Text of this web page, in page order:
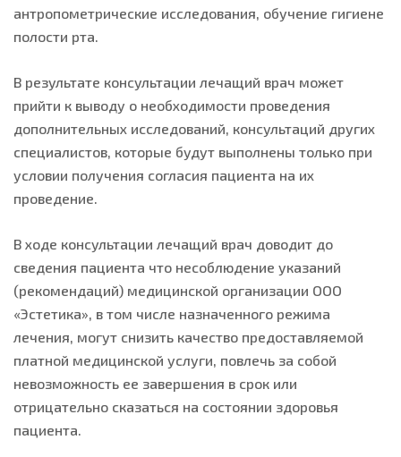
антропометрические исследования, обучение гигиене
полости рта.
В результате консультации лечащий врач может
прийти к выводу о необходимости проведения
дополнительных исследований, консультаций других
специалистов, которые будут выполнены только при
условии получения согласия пациента на их
проведение.
В ходе консультации лечащий врач доводит до
сведения пациента что несоблюдение указаний
(рекомендаций) медицинской организации ООО
«Эстетика», в том числе назначенного режима
лечения, могут снизить качество предоставляемой
платной медицинской услуги, повлечь за собой
невозможность ее завершения в срок или
отрицательно сказаться на состоянии здоровья
пациента.